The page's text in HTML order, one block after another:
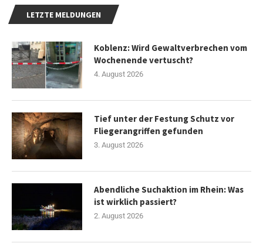
LETZTE MELDUNGEN
Koblenz: Wird Gewaltverbrechen vom
Wochenende vertuscht?
4. August 2026
Tief unter der Festung Schutz vor
Fliegerangriffen gefunden
3. August 2026
Abendliche Suchaktion im Rhein: Was
ist wirklich passiert?
2. August 2026